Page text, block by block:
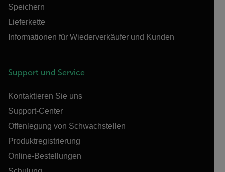
Speichern
Lieferkette
Informationen für Wiederverkäufer und Kunden
Support und Service
Kontaktieren Sie uns
Support-Center
Offenlegung von Schwachstellen
Produktregistrierung
Online-Bestellungen